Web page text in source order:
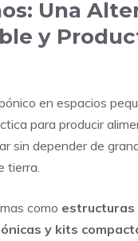
Una
y
en espacios
para producir
sin depender de
tierra.
como
y kits